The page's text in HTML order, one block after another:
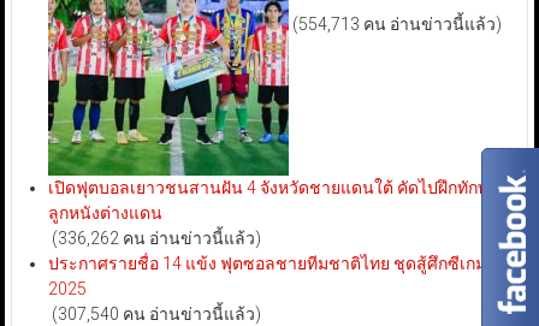
(554,713 คน อ่านข่าวนี้แล้ว)
เปิดฟุตบอลเยาวชนสานฝัน 4 จังหวัดชายแดนใต้ คัดไปฝึกทักษะ
ลูกหนังต่างแดน
(336,262 คน อ่านข่าวนี้แล้ว)
ประกาศรายชื่อ 14 แข้ง ฟุตซอลชายทีมชาติไทย ชุดสู้ศึกซีเกมส์
2025
(307,540 คน อ่านข่าวนี้แล้ว)